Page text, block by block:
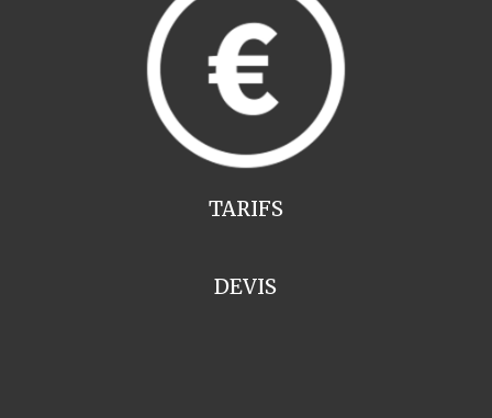
TARIFS
DEVIS